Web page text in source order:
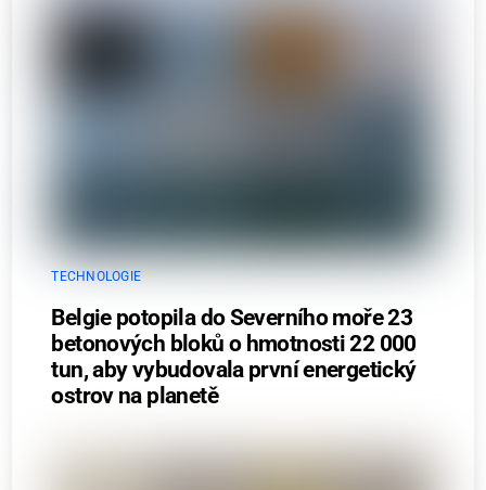
TECHNOLOGIE
Belgie potopila do Severního moře 23
betonových bloků o hmotnosti 22 000
tun, aby vybudovala první energetický
ostrov na planetě